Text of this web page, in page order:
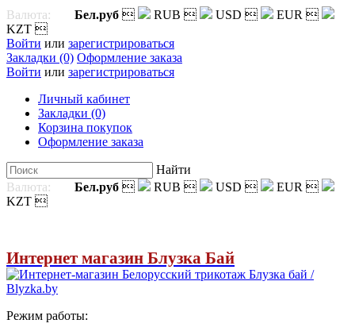
Валюта: Бел.руб  RUB  USD  EUR 
KZT 
Войти или зарегистрироваться
Закладки (0) Оформление заказа
Войти или зарегистрироваться
Личный кабинет
Закладки (0)
Корзина покупок
Оформление заказа
Найти
Валюта:
Бел.руб  RUB  USD  EUR 
KZT 
Интернет магазин Блузка Бай
Режим работы: